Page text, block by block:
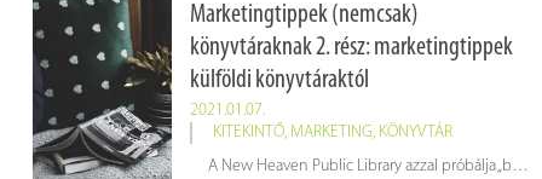
Marketingtippek (nemcsak)
könyvtáraknak 2. rész: marketingtippek
külföldi könyvtáraktól
2021.01.07.
KITEKINTŐ, MARKETING, KÖNYVTÁR
A New Heaven Public Library azzal próbálja „becsalogatni” az olvasókat, hogy biztosítják a mindennapi munkához tartozó eszközöket; tulajdonképpen egy irodát kialakítva ezáltal. Ha az olvasók kényelmesen tudnak a könyvtárban dolgozni és minden feltétel biztosított számukra (munkaeszközök, büfé stb.), akkor miért is ne dolgoznának a könyvtárból?